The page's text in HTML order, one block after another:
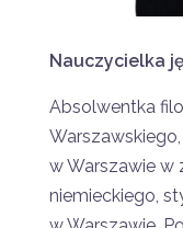
Nauczycielka
Absolwentka
w Warszawie w
niemieckiego,